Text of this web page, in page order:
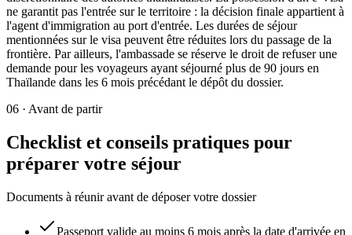
ne garantit pas l'entrée sur le territoire : la décision finale appartient à
l'agent d'immigration au port d'entrée. Les durées de séjour
mentionnées sur le visa peuvent être réduites lors du passage de la
frontière. Par ailleurs, l'ambassade se réserve le droit de refuser une
demande pour les voyageurs ayant séjourné plus de 90 jours en
Thaïlande dans les 6 mois précédant le dépôt du dossier.
06 · Avant de partir
Checklist et conseils pratiques pour
préparer votre séjour
Documents à réunir avant de déposer votre dossier
Passeport valide au moins 6 mois après la date d'arrivée en